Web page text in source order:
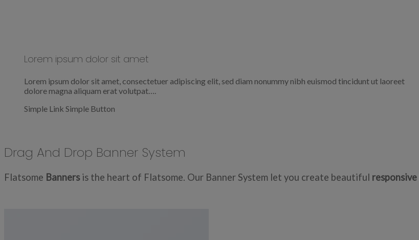
Lorem ipsum dolor sit amet
Lorem ipsum dolor sit amet, consectetuer adipiscing elit, sed diam nonummy nibh euismod tincidunt ut laoreet
dolore magna aliquam erat volutpat….
Simple Link Simple Button
Drag And Drop Banner System
Flatsome Bannersis the heart of Flatsome. Our Banner System let you create beautiful responsive